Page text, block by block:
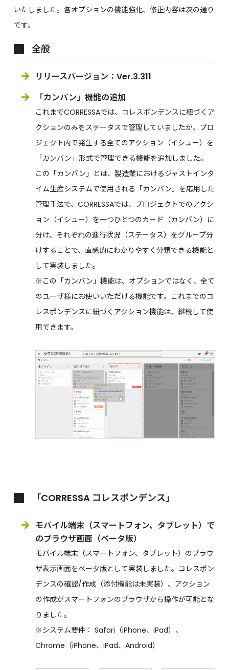
いたしました。各オプションの機能強化、修正内容は次の通り
です。
全般
リリースバージョン：Ver.3.311
「カンバン」機能の追加
これまでCORRESSAでは、コレスポンデンスに紐づくア
クションのみをステータスで管理していましたが、プロ
ジェクト内で発生する全てのアクション（イシュー）を
「カンバン」形式で管理できる機能を追加しました。
この「カンバン」とは、製造業におけるジャストインタ
イム生産システムで使用される「カンバン」を応用した
管理手法で、CORRESSAでは、プロジェクトでのアクシ
ョン（イシュー）を一つひとつのカード（カンバン）に
分け、それぞれの進行状況（ステータス）をグループ分
けすることで、直感的にわかりやすく分類できる機能と
して実装しました。
※この「カンバン」機能は、オプションではなく、全て
のユーザ様にお使いいただける機能です。これまでのコ
レスポンデンスに紐づくアクション機能は、継続して使
用できます。
「CORRESSA コレスポンデンス」
モバイル端末（スマートフォン、タブレット）で
のブラウザ画面（ベータ版）
モバイル端末（スマートフォン、タブレット）のブラウ
ザ表示画面をベータ版として実装しました。コレスポン
デンスの確認/作成（添付機能は未実装）、アクション
の作成がスマートフォンのブラウザから操作が可能とな
りました。
※システム要件： Safari（iPhone、iPad）、
Chrome（iPhone、iPad、Android）